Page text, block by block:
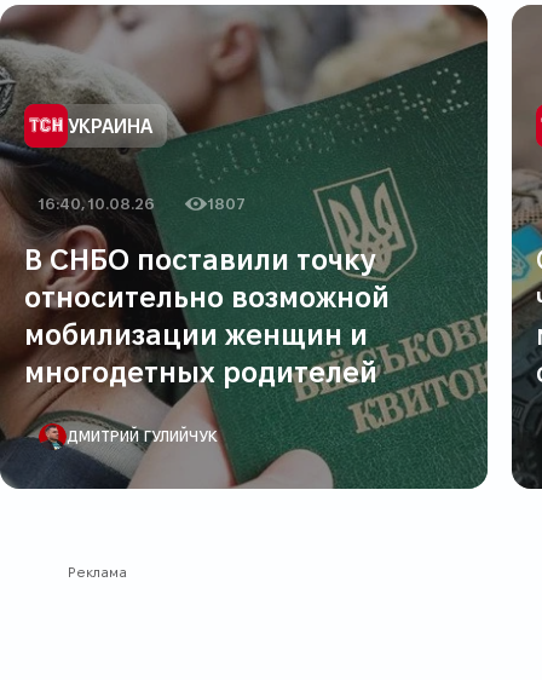
Категория
УКРАИНА
Дата публикации
16:40, 10.08.26
Количество просмотров
1807
В СНБО поставили точку
относительно возможной
мобилизации женщин и
многодетных родителей
АВТОР ПУБЛИКАЦИИ
ДМИТРИЙ ГУЛИЙЧУК
Реклама